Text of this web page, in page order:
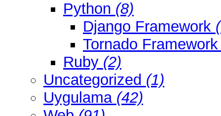
Python (8)
Django Framework
Tornado
Ruby (2)
Uncategorized (1)
Uygulama (42)